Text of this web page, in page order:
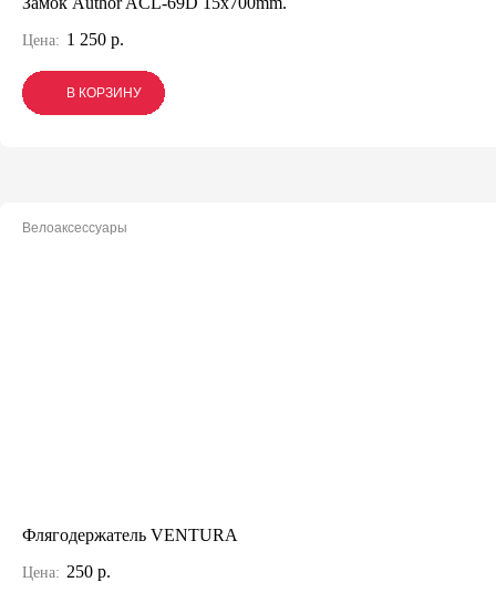
Цена: 1 250 р.
В КОРЗИНУ
В КОРЗИНУ
В КОРЗИНУ
Велоаксессуары
Флягодержатель VENTURA
Цена: 250 р.